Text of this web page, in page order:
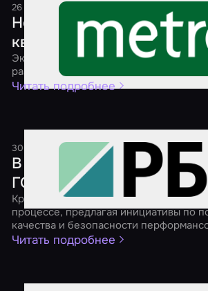
26 июля 2025
Новые стандарты
квестов
Эксперты рассказали, как ГОСТы могут
развитие индустрии
Читать подробнее
30 апреля 2025 1 минута
В России продолжают
ГОСТ для взрослых квестов
Крупнейшие игроки рынка активно
процессе, предлагая инициативы по
качества и безопасности
Читать подробнее